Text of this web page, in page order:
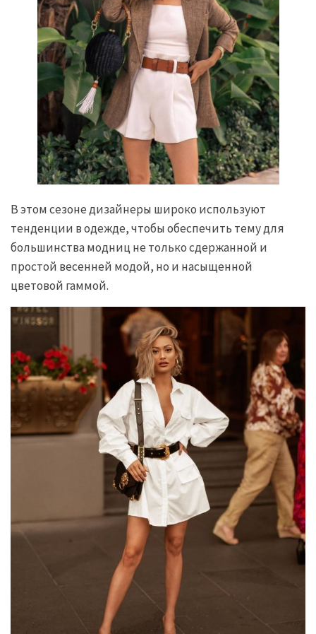
В этом сезоне дизайнеры широко используют
тенденции в одежде, чтобы обеспечить тему для
большинства модниц не только сдержанной и
простой весенней модой, но и насыщенной
цветовой гаммой.